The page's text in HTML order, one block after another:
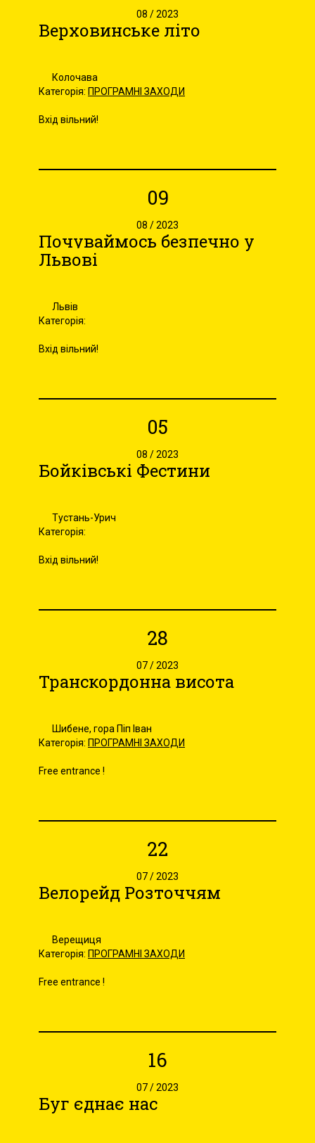
08 / 2023
Верховинське літо
Колочава
Категорія: ПРОГРАМНІ ЗАХОДИ
Вхід вільний!
09
08 / 2023
Почуваймось безпечно у
Львові
Львів
Категорія:
Вхід вільний!
05
08 / 2023
Бойківські Фестини
Тустань-Урич
Категорія:
Вхід вільний!
28
07 / 2023
Транскордонна висота
Шибене, гора Піп Іван
Категорія: ПРОГРАМНІ ЗАХОДИ
Free entrance !
22
07 / 2023
Велорейд Розточчям
Верещиця
Категорія: ПРОГРАМНІ ЗАХОДИ
Free entrance !
16
07 / 2023
Буг єднає нас